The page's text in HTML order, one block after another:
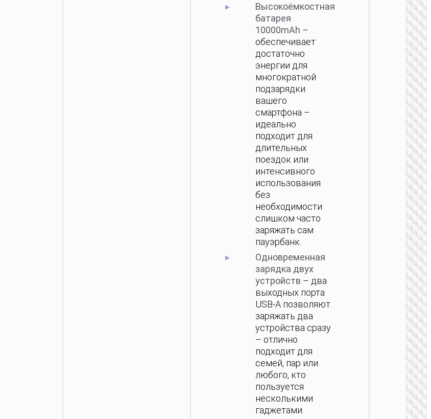
Высокоёмкостная
батарея
10000mAh –
обеспечивает
достаточно
энергии для
многократной
подзарядки
вашего
смартфона –
идеально
подходит для
длительных
поездок или
интенсивного
использования
без
необходимости
слишком часто
заряжать сам
пауэрбанк.
Одновременная
зарядка двух
устройств – два
выходных порта
USB-A позволяют
заряжать два
устройства сразу
– отлично
подходит для
семей, пар или
любого, кто
пользуется
несколькими
гаджетами.